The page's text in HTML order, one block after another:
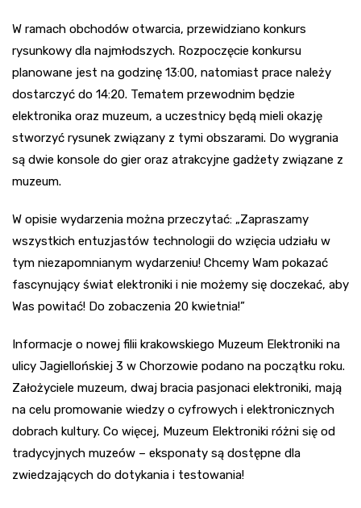
W ramach obchodów otwarcia, przewidziano konkurs
rysunkowy dla najmłodszych. Rozpoczęcie konkursu
planowane jest na godzinę 13:00, natomiast prace należy
dostarczyć do 14:20. Tematem przewodnim będzie
elektronika oraz muzeum, a uczestnicy będą mieli okazję
stworzyć rysunek związany z tymi obszarami. Do wygrania
są dwie konsole do gier oraz atrakcyjne gadżety związane z
muzeum.
W opisie wydarzenia można przeczytać: „Zapraszamy
wszystkich entuzjastów technologii do wzięcia udziału w
tym niezapomnianym wydarzeniu! Chcemy Wam pokazać
fascynujący świat elektroniki i nie możemy się doczekać, aby
Was powitać! Do zobaczenia 20 kwietnia!”
Informacje o nowej filii krakowskiego Muzeum Elektroniki na
ulicy Jagiellońskiej 3 w Chorzowie podano na początku roku.
Założyciele muzeum, dwaj bracia pasjonaci elektroniki, mają
na celu promowanie wiedzy o cyfrowych i elektronicznych
dobrach kultury. Co więcej, Muzeum Elektroniki różni się od
tradycyjnych muzeów – eksponaty są dostępne dla
zwiedzających do dotykania i testowania!